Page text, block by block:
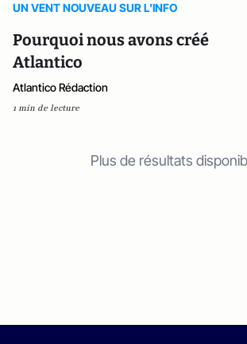
UN VENT NOUVEAU SUR L'INFO
Pourquoi nous avons créé
Atlantico
Atlantico Rédaction
1 min de lecture
Plus de résultats